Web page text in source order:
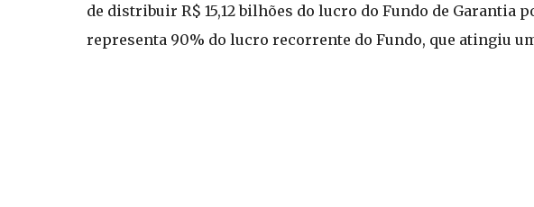
de distribuir R$ 15,12 bilhões do lucro do Fundo de Garantia
representa 90% do lucro recorrente do Fundo, que atingiu